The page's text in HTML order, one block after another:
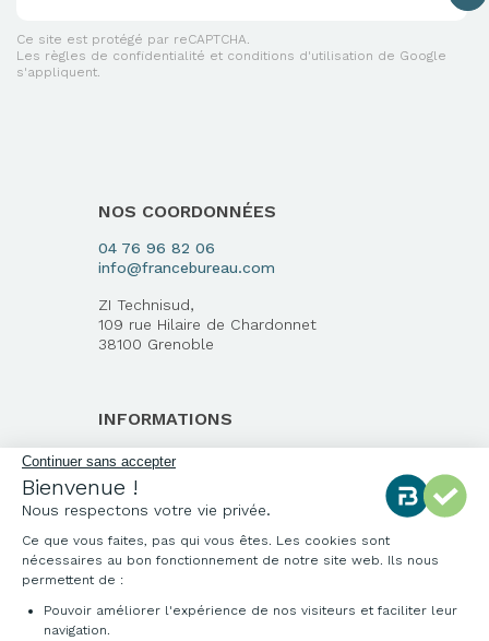
Continuer sans accepter
Bienvenue !
Nous respectons votre vie privée.
Ce que vous faites, pas qui vous êtes. Les cookies sont
nécessaires au bon fonctionnement de notre site web. Ils nous
permettent de :
Pouvoir améliorer l'expérience de nos visiteurs et faciliter leur
navigation.
Ce site est protégé par reCAPTCHA.
Les règles de confidentialité et conditions d'utilisation de Google
s'appliquent.
NOS COORDONNÉES
04 76 96 82 06
info@francebureau.com
ZI Technisud,
109 rue Hilaire de Chardonnet
38100 Grenoble
INFORMATIONS
Qui sommes-nous ?
Notre charte qualité
Environnement
Origine des produits
Livraison et installation